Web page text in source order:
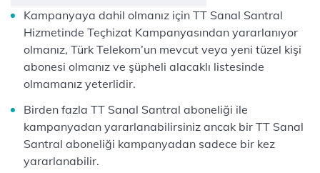
Kampanyaya dahil olmanız için TT Sanal Santral
Hizmetinde Teçhizat Kampanyasından yararlanıyor
olmanız, Türk Telekom’un mevcut veya yeni tüzel kişi
abonesi olmanız ve şüpheli alacaklı listesinde
olmamanız yeterlidir.
Birden fazla TT Sanal Santral aboneliği ile
kampanyadan yararlanabilirsiniz ancak bir TT Sanal
Santral aboneliği kampanyadan sadece bir kez
yararlanabilir.